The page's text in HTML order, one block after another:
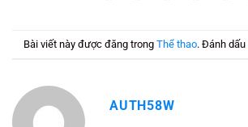
Bài viết này được đăng trong Thể thao. Đánh dấu
AUTH58W